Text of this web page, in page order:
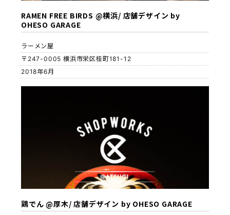
RAMEN FREE BIRDS @横浜/ 店舗デザイン by
OHESO GARAGE
ラーメン屋
〒247-0005 横浜市栄区桂町181-12
2018年6月
鶏でん @厚木/ 店舗デザイン by OHESO GARAGE